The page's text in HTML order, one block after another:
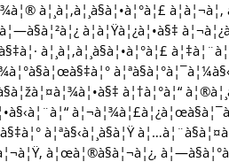
à¦¸à¦‚à¦¸à§à¦•à¦°à¦£
à¦à¦Ÿà¦¿à¦•à§‡
à¦¸à¦‚à¦¸à§à¦•à¦°à¦£
à¦†à¦°à¦“
à¦ªà§‹à¦¸à§à¦Ÿ
à¦œà¦®à§à¦¬à¦¿,